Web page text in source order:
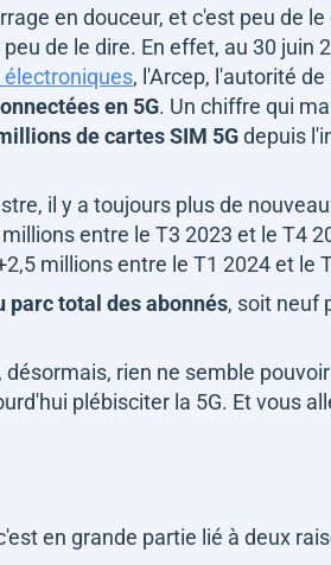
en douceur, et c'est peu de le
de le dire. En effet, au 30 juin
, l'Arcep, l'autorité
en 5G. Un chiffre qui
de cartes SIM 5Gdepuis
il y a toujours plus de
entre le T3 2023 et le T4
millions entre le T1 2024 et le
parc total des abonnés, soit neuf
rien ne semble
plébisciter la 5G. Et vous
en grande partie lié à deux